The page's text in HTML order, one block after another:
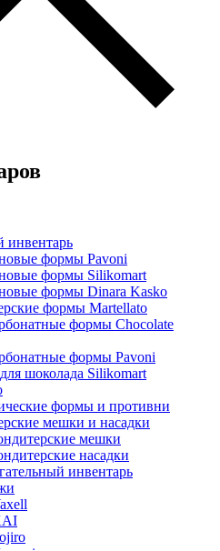
инвентарь
формы Pavoni
формы Silikomart
формы Dinara Kasko
формы Martellato
формы Chocolate
формы Pavoni
шоколада Silikomart
формы и противни
мешки и насадки
мешки
насадки
инвентарь